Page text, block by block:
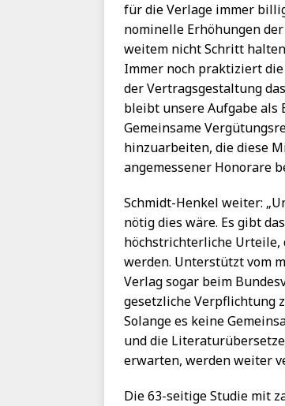
für die Verlage immer
nominelle Erhöhungen
weitem nicht Schritt
Immer noch praktiziert
der Vertragsgestaltung
bleibt unsere Aufgabe als
Gemeinsame
hinzuarbeiten, die diese
angemessener Honorare
Schmidt-Henkel weiter:
nötig dies wäre. Es gibt
höchstrichterliche
werden. Unterstützt vom
Verlag sogar beim
gesetzliche Verpflichtung
Solange es keine
und die
erwarten, werden weiter
Die 63-seitige Studie mit